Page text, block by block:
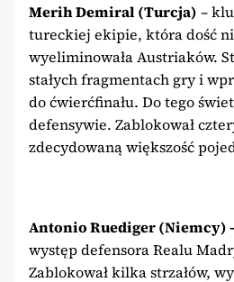
Merih Demiral (Turcja) –
tureckiej ekipie, która dość
wyeliminowała Austriaków.
stałych fragmentach gry i
do ćwierćfinału. Do tego
defensywie. Zablokował
zdecydowaną większość
Antonio Ruediger (Niemcy)
występ defensora Realu
Zablokował kilka strzałów,